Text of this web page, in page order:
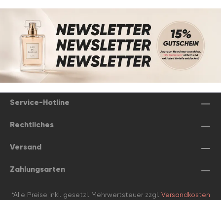
Service-Hotline
Rechtliches
Versand
Zahlungsarten
*Alle Preise inkl. gesetzl. Mehrwertsteuer zzgl. Versandkosten